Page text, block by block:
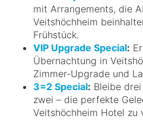
mit Arrangements, die
Veitshöchheim
Frühstück.
VIP Upgrade Special:
Übernachtung in
Zimmer-Upgrade und
3=2 Special: Bleibe
zwei – die perfekte
Veitshöchheim Hotel zu